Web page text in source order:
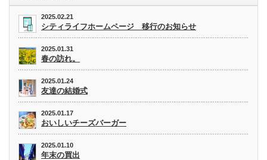
2025.02.21
シティライフホームページ 移行のお知らせ
2025.01.31
春の訪れ。
2025.01.24
友達の結婚式
2025.01.17
おいしいチーズバーガー
2025.01.10
年末の買出